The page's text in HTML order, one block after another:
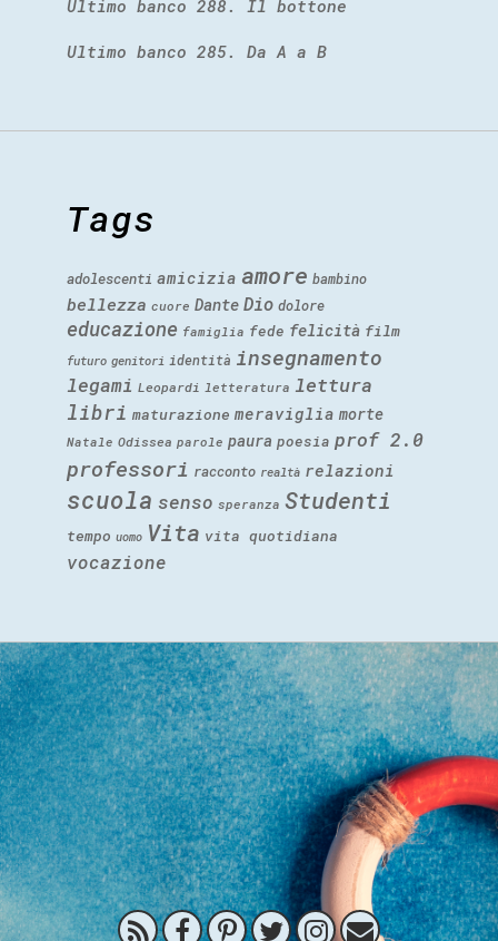
Ultimo banco 288. Il bottone
Ultimo banco 285. Da A a B
Tags
adolescenti amicizia amore bambino
bellezza cuore Dante Dio dolore
educazione famiglia fede felicità film
futuro genitori identità insegnamento
legami Leopardi letteratura lettura
libri maturazione meraviglia morte
Natale Odissea parole paura poesia prof 2.0
professori racconto realtà relazioni
scuola senso speranza Studenti
tempo uomo Vita vita quotidiana
vocazione